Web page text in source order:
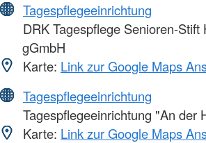
Tagespflegeeinrichtung
DRK Tagespflege Senioren-Stift
gGmbH
Karte: Link zur Google Maps
Tagespflegeeinrichtung
Tagespflegeeinrichtung "An der
Karte: Link zur Google Maps